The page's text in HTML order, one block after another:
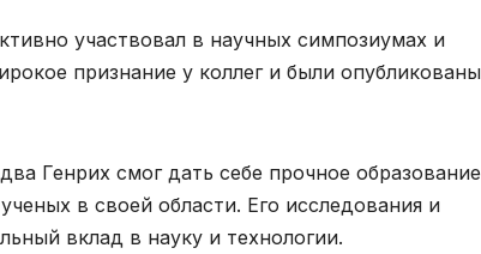
участвовал в научных симпозиумах и
признание у коллег и были
Генрих смог дать себе прочное
в своей области. Его исследования и
вклад в науку и технологии.